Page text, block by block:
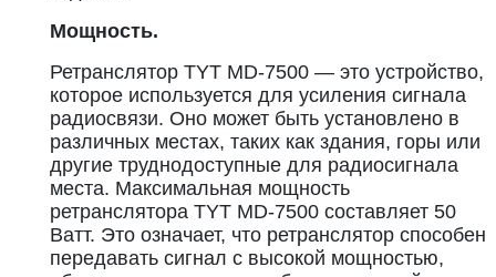
Мощность.
Ретранслятор TYT MD-7500 — это устройство,
которое используется для усиления сигнала
радиосвязи. Оно может быть установлено в
различных местах, таких как здания, горы или
другие труднодоступные для радиосигнала
места. Максимальная мощность
ретранслятора TYT MD-7500 составляет 50
Ватт. Это означает, что ретранслятор способен
передавать сигнал с высокой мощностью,